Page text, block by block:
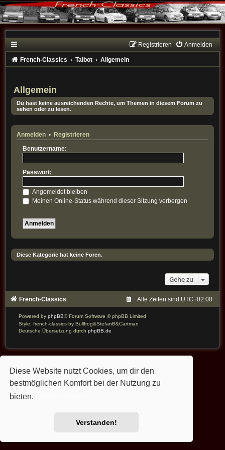
Diese Website nutzt Cookies, um dir den
bestmöglichen Komfort bei der Nutzung zu
bieten.
Verstanden!
Anmelden
Registrieren
French-Classics Talbot Allgemein
Allgemein
Du hast keine ausreichenden Rechte, um Themen in diesem Forum zu
sehen oder zu lesen.
Anmelden• Registrieren
Benutzername:
Passwort:
Angemeldet bleiben
Meinen Online-Status während dieser Sitzung verbergen
Diese Kategorie hat keine Foren.
Gehe zu
French-Classics Alle Zeiten sind UTC+02:00
Powered by phpBB® Forum Software © phpBB Limited
Style: french-classics by Bullfrog&StefanB&Cartman
Deutsche Übersetzung durch phpBB.de